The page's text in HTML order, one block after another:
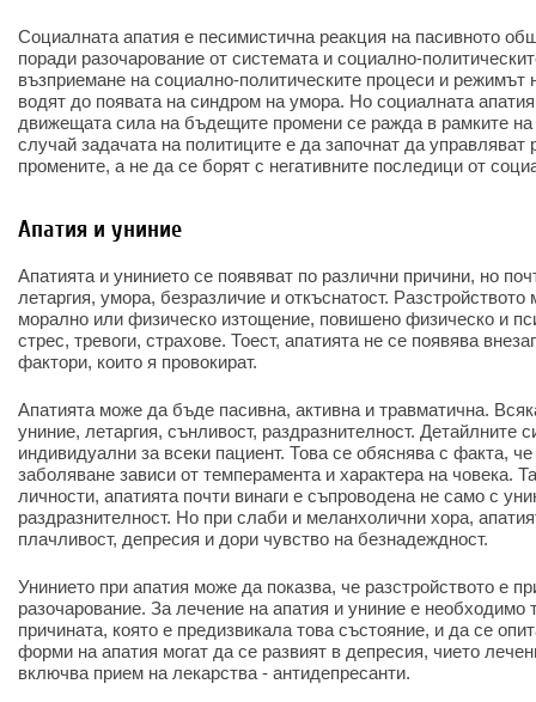
Социалната апатия е песимистична реакция на пасивното
поради разочарование от системата и социално-
възприемане на социално-политическите процеси и режимът
водят до появата на синдром на умора. Но социалната
движещата сила на бъдещите промени се ражда в рамките
случай задачата на политиците е да започнат да управляват
промените, а не да се борят с негативните последици от
Апатия и униние
Апатията и унинието се появяват по различни причини, но
летаргия, умора, безразличие и откъснатост.
морално или физическо изтощение, повишено физическо и
стрес, тревоги, страхове. Тоест, апатията не се появява
фактори, които я провокират.
Апатията може да бъде пасивна, активна и травматична.
униние, летаргия, сънливост, раздразнителност. Детайлните
индивидуални за всеки пациент. Това се обяснява с факта,
заболяване зависи от темперамента и характера на човека.
личности, апатията почти винаги е съпроводена не само с
раздразнителност. Но при слаби и меланхолични хора,
плачливост, депресия и дори чувство на безнадеждност.
Унинието при апатия може да показва, че разстройството е
разочарование. За лечение на апатия и униние е необходимо
причината, която е предизвикала това състояние, и да се
форми на апатия могат да се развият в депресия, чието
включва прием на лекарства - антидепресанти.